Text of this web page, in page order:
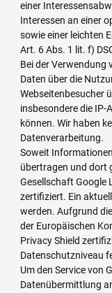
einer
Interessen an einer
sowie einer leichten
Art. 6 Abs. 1 lit. f)
Bei der Verwendung
Daten über die
Webseitenbesucher
insbesondere die
können. Wir haben
Datenverarbeitung.
Soweit
übertragen und dort
Gesellschaft Google
zertifiziert. Ein
werden. Aufgrund
der Europäischen
Privacy Shield
Datenschutzniveau
Um den Service von
Datenübermittlung